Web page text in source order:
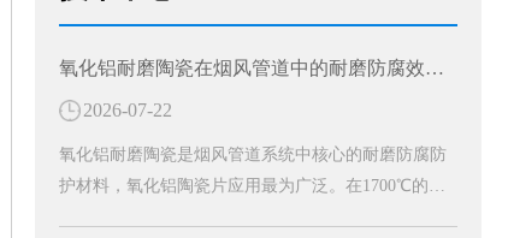
氧化铝耐磨陶瓷在烟风管道中的耐磨防腐效能分析
2026-07-22
氧化铝耐磨陶瓷是烟风管道系统中核心的耐磨防腐防
护材料，氧化铝陶瓷片应用最为广泛。在1700℃的高